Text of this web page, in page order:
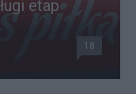
etap
18